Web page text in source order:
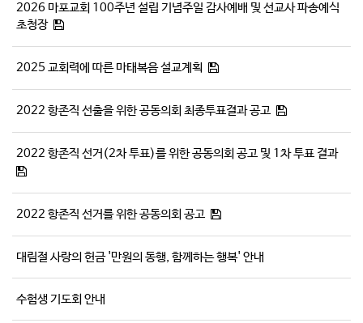
2026 마포교회 100주년 설립 기념주일 감사예배 및 선교사 파송예식
초청장
2025 교회력에 따른 마태복음 설교계획
2022 항존직 선출을 위한 공동의회 최종투표결과 공고
2022 항존직 선거(2차 투표)를 위한 공동의회 공고 및 1차 투표 결과
2022 항존직 선거를 위한 공동의회 공고
대림절 사랑의 헌금 '만원의 동행, 함께하는 행복' 안내
수험생 기도회 안내